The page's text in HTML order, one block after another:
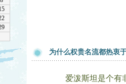
为什么权贵名流都热衷
爱泼斯坦是个有非